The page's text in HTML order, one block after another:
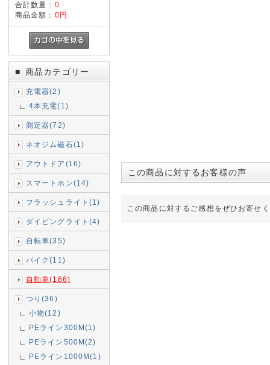
合計数量： 0
商品金額： 0円
■ 商品カテゴリー
充電器(2)
4本充電(1)
測定器(72)
ネオジム磁石(1)
アウトドア(16)
スマートホン(14)
フラッシュライト(1)
ダイビングライト(4)
自転車(35)
バイク(11)
自動車(166)
つり(36)
小物(12)
PEライン300M(1)
PEライン500M(2)
PEライン1000M(1)
この商品に対するお客様の声
この商品に対するご感想をぜひお寄せ